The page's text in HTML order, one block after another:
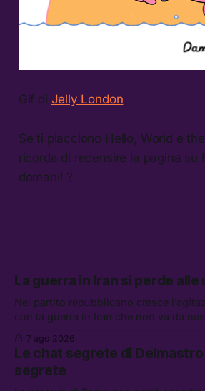
Gif di Jelly London
Se ti piacciono Hello, World e
ricorda di recensire la pagina su
domani! ?
La guerra in Iran si perde alle
Nel partito repubblicano cresce
con la guerra in Iran che non va da
altre notizie: due alti dirigenti del
lavoro, Schlein prova a mettere in
che cos’è lo “Spiralismo,” la religione
7 ago 2026
Le chat segrete di
segrete